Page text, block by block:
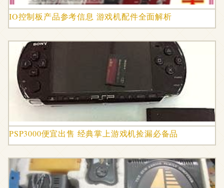
IO控制板产品参考信息 游戏机配件全面解析
PSP3000便宜出售 经典掌上游戏机捡漏必备品